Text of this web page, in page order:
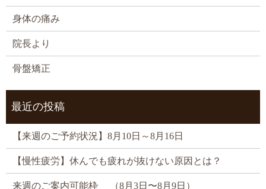
身体の痛み
院長より
骨盤矯正
最近の投稿
【来週のご予約状況】8月10日～8月16日
【慢性疲労】休んでも疲れが抜けない原因とは？
来週のご案内可能枠 （8月3日〜8月9日）